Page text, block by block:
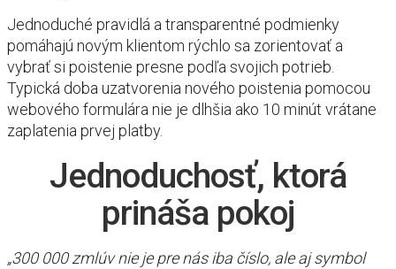
Jednoduché pravidlá a transparentné podmienky
pomáhajú novým klientom rýchlo sa zorientovať a
vybrať si poistenie presne podľa svojich potrieb.
Typická doba uzatvorenia nového poistenia pomocou
webového formulára nie je dlhšia ako 10 minút vrátane
zaplatenia prvej platby.
Jednoduchosť, ktorá
prináša pokoj
„300 000 zmlúv nie je pre nás iba číslo, ale aj symbol